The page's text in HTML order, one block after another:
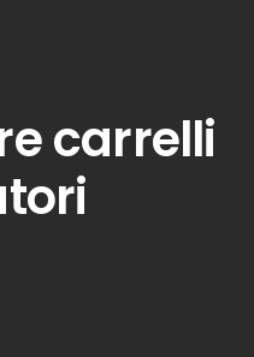
carrelli